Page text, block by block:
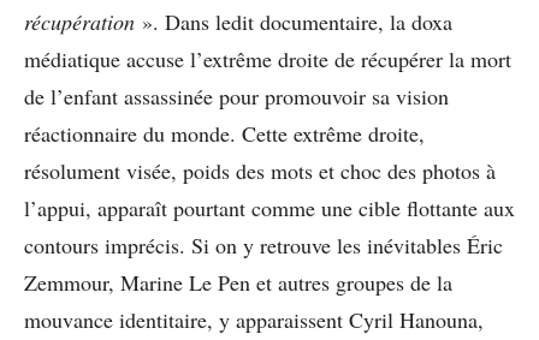
récupération ». Dans ledit documentaire, la doxa
médiatique accuse l’extrême droite de récupérer la mort
de l’enfant assassinée pour promouvoir sa vision
réactionnaire du monde. Cette extrême droite,
résolument visée, poids des mots et choc des photos à
l’appui, apparaît pourtant comme une cible flottante aux
contours imprécis. Si on y retrouve les inévitables Éric
Zemmour, Marine Le Pen et autres groupes de la
mouvance identitaire, y apparaissent Cyril Hanouna,